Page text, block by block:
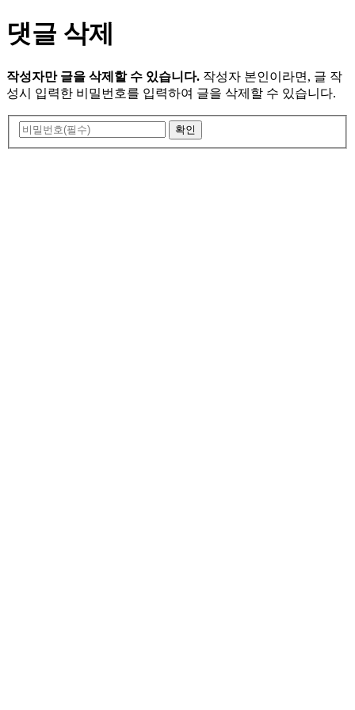
댓글 삭제
작성자만 글을 삭제할 수 있습니다. 작성자 본인이라면, 글 작
성시 입력한 비밀번호를 입력하여 글을 삭제할 수 있습니다.